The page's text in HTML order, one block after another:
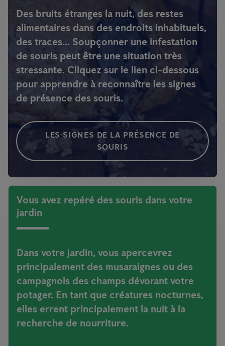
Des bruits étranges la nuit, des restes
alimentaires dans des endroits inhabituels,
des traces... Soupçonner une infestation
de souris peut être une situation très
stressante. Cliquez sur le lien ci-dessous
pour apprendre à reconnaître les signes
de présence des souris.
LES SIGNES DE LA PRÉSENCE DE
SOURIS
Vous avez repéré des souris dans votre
jardin
Dans votre jardin, vous apercevrez
principalement des musaraignes ou des
campagnols des champs dévorant votre
potager. En tant que créatures nocturnes,
elles errent principalement la nuit à la
recherche de nourriture.